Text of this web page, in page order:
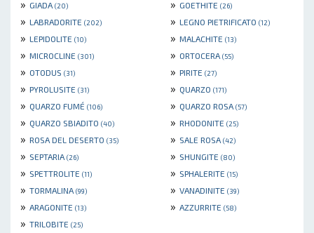
» GIADA (20) » GOETHITE (26)
» LABRADORITE (202) » LEGNO PIETRIFICATO (12)
» LEPIDOLITE (10) » MALACHITE (13)
» MICROCLINE (301) » ORTOCERA (55)
» OTODUS (31) » PIRITE (27)
» PYROLUSITE (31) » QUARZO (171)
» QUARZO FUMÉ (106) » QUARZO ROSA (57)
» QUARZO SBIADITO (40) » RHODONITE (25)
» ROSA DEL DESERTO (35) » SALE ROSA (42)
» SEPTARIA (26) » SHUNGITE (80)
» SPETTROLITE (11) » SPHALERITE (15)
» TORMALINA (99) » VANADINITE (39)
» ARAGONITE (13) » AZZURRITE (58)
» TRILOBITE (25)